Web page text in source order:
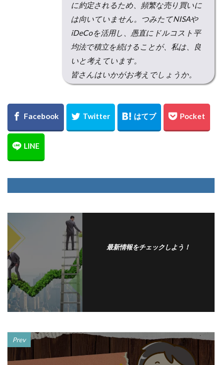
に約定されるため、頻繁な売り買いに
は向いていません。つみたてNISAや
iDeCoを活用し、愚直にドルコスト平
均法で積立を続けることが、私は、良
いと考えています。
皆さんはいかがお考えでしょうか。
最新情報をチェックしよう！
Prev